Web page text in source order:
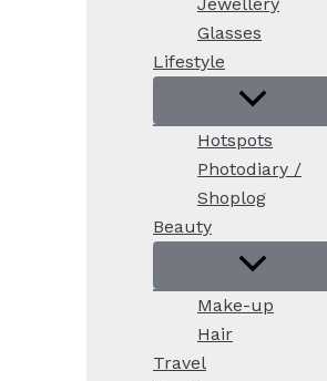
Glasses
Lifestyle
Hotspots
Photodiary /
Shoplog
Beauty
Make-up
Hair
Travel